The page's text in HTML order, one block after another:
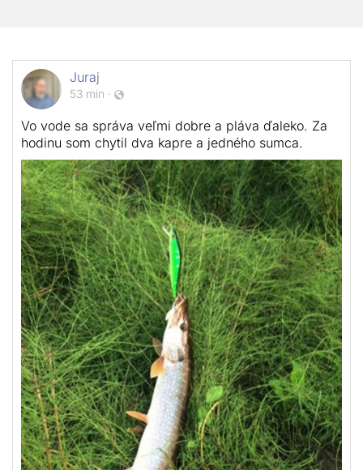
Juraj
53 min ·
Vo vode sa správa veľmi dobre a pláva ďaleko. Za
hodinu som chytil dva kapre a jedného sumca.